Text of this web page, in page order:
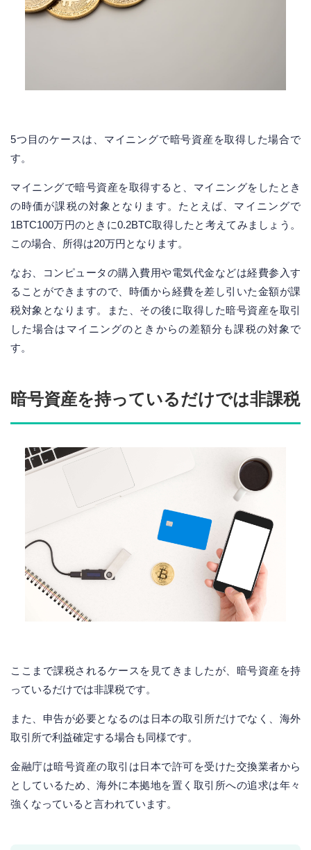
5つ目のケースは、マイニングで暗号資産を取得した場合で
す。
マイニングで暗号資産を取得すると、マイニングをしたとき
の時価が課税の対象となります。たとえば、マイニングで
1BTC100万円のときに0.2BTC取得したと考えてみましょう。
この場合、所得は20万円となります。
なお、コンピュータの購入費用や電気代金などは経費参入す
ることができますので、時価から経費を差し引いた金額が課
税対象となります。また、その後に取得した暗号資産を取引
した場合はマイニングのときからの差額分も課税の対象で
す。
暗号資産を持っているだけでは非課税
ここまで課税されるケースを見てきましたが、暗号資産を持
っているだけでは非課税です。
また、申告が必要となるのは日本の取引所だけでなく、海外
取引所で利益確定する場合も同様です。
金融庁は暗号資産の取引は日本で許可を受けた交換業者から
としているため、海外に本拠地を置く取引所への追求は年々
強くなっていると言われています。